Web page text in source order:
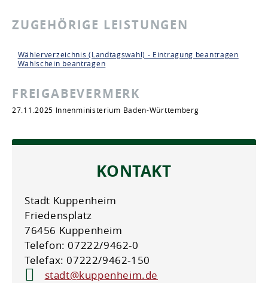
ZUGEHÖRIGE LEISTUNGEN
Wählerverzeichnis (Landtagswahl) - Eintragung beantragen
Wahlschein beantragen
FREIGABEVERMERK
27.11.2025 Innenministerium Baden-Württemberg
KONTAKT
Stadt Kuppenheim
Friedensplatz
76456 Kuppenheim
Telefon: 07222/9462-0
Telefax: 07222/9462-150
stadt@kuppenheim.de